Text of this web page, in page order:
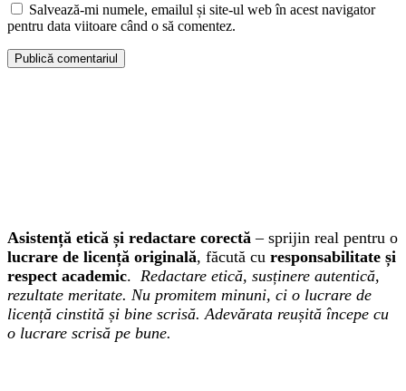
Salvează-mi numele, emailul și site-ul web în acest navigator
pentru data viitoare când o să comentez.
Asistență etică și redactare corectă– sprijin real pentru o
lucrare de licență originală, făcută cu responsabilitate și
respect academic. Redactare etică, susținere autentică,
rezultate meritate. Nu promitem minuni, ci o lucrare de
licență cinstită și bine scrisă. Adevărata reușită începe cu
o lucrare scrisă pe bune.